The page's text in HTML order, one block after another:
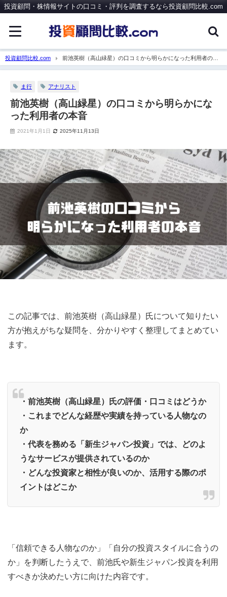
投資顧問・株情報サイトの口コミ・評判を調査するなら投資顧問比較.com
投資顧問比較.com
前池英樹（高山緑星）の口コミから明らかになった利用者の本
音
ま行 アナリスト
前池英樹（高山緑星）の口コミから明らかにな
った利用者の本音
2021年1月1日 2025年11月13日
この記事では、前池英樹（高山緑星）氏について知りたい
方が抱えがちな疑問を、分かりやすく整理してまとめてい
ます。
・前池英樹（高山緑星）氏の評価・口コミはどうか
・これまでどんな経歴や実績を持っている人物なの
か
・代表を務める「新生ジャパン投資」では、どのよ
うなサービスが提供されているのか
・どんな投資家と相性が良いのか、活用する際のポ
イントはどこか
「信頼できる人物なのか」「自分の投資スタイルに合うの
か」を判断したうえで、前池氏や新生ジャパン投資を利用
すべきか決めたい方に向けた内容です。